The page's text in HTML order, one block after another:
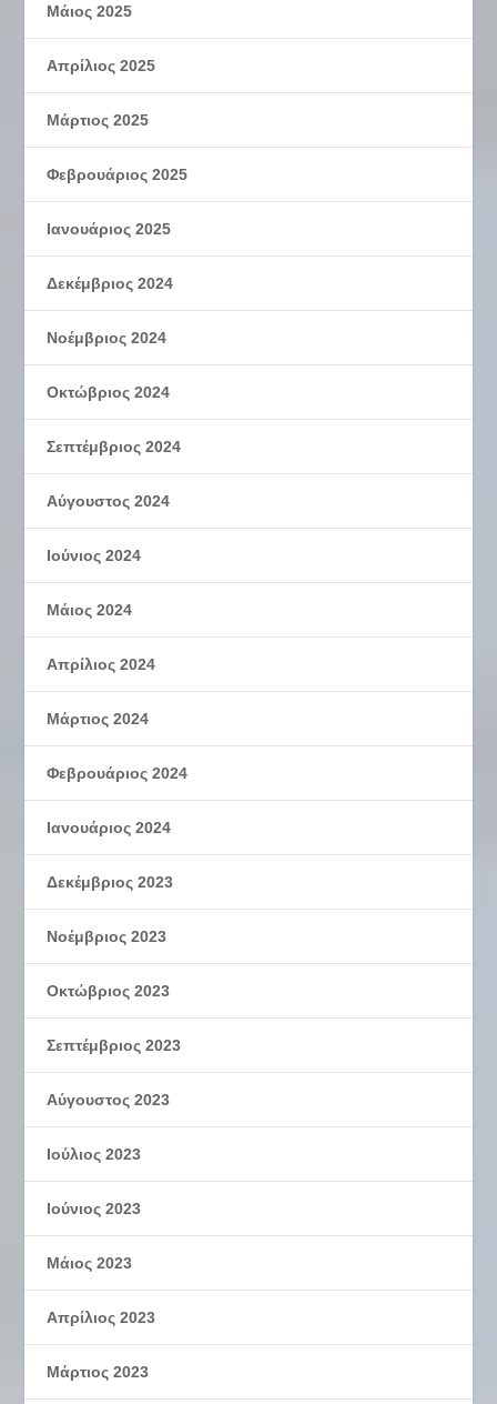
Μάιος 2025
Απρίλιος 2025
Μάρτιος 2025
Φεβρουάριος 2025
Ιανουάριος 2025
Δεκέμβριος 2024
Νοέμβριος 2024
Οκτώβριος 2024
Σεπτέμβριος 2024
Αύγουστος 2024
Ιούνιος 2024
Μάιος 2024
Απρίλιος 2024
Μάρτιος 2024
Φεβρουάριος 2024
Ιανουάριος 2024
Δεκέμβριος 2023
Νοέμβριος 2023
Οκτώβριος 2023
Σεπτέμβριος 2023
Αύγουστος 2023
Ιούλιος 2023
Ιούνιος 2023
Μάιος 2023
Απρίλιος 2023
Μάρτιος 2023